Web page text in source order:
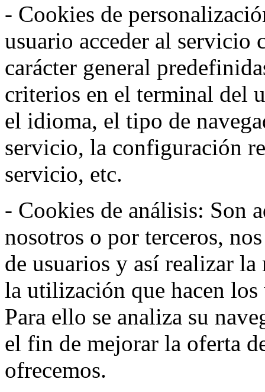
- Cookies de
usuario acceder al servicio
carácter general
criterios en el terminal del
el idioma, el tipo de
servicio, la configuración
servicio, etc.
- Cookies de análisis: Son
nosotros o por terceros,
de usuarios y así realizar
la utilización que hacen
Para ello se analiza su
el fin de mejorar la oferta
ofrecemos.